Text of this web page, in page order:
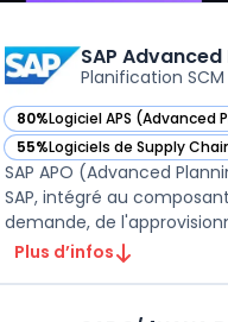
SAP
Planification SCM
80%Logiciel APS (Advanced
— voir SAP Advanced
55%Logiciels de Supply
— voir SAP Advanced
SAP APO (Advanced
SAP, intégré au
demande, de
Plus d’infos